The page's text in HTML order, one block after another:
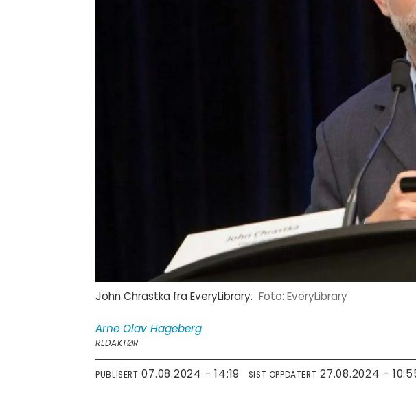
John Chrastka fra EveryLibrary. EveryLibrary
Arne Olav Hageberg
REDAKTØR
PUBLISERT 07.08.2024 - 14:19 SIST OPPDATERT 27.08.2024 -